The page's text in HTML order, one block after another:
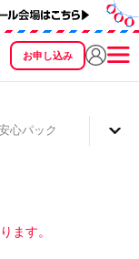
お申し込み
心パック
ます。